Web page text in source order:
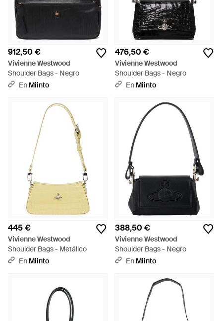
912,50 €
Vivienne Westwood
Shoulder Bags - Negro
En Miinto
476,50 €
Vivienne Westwood
Shoulder Bags - Negro
En Miinto
445 €
Vivienne Westwood
Shoulder Bags - Metálico
En Miinto
388,50 €
Vivienne Westwood
Shoulder Bags - Negro
En Miinto